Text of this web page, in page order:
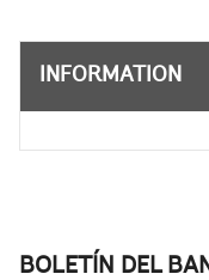
INFORMATION
BOLETÍN DEL